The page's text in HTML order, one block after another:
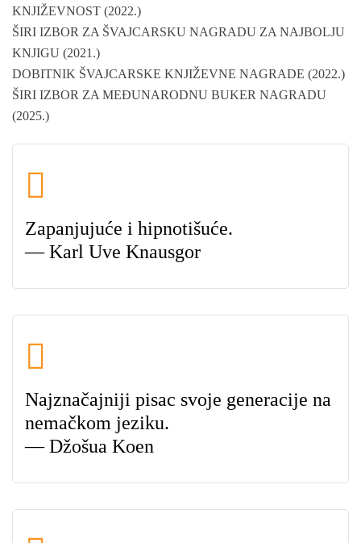
KNJIŽEVNOST (2022.)
ŠIRI IZBOR ZA ŠVAJCARSKU NAGRADU ZA NAJBOLJU
KNJIGU (2021.)
DOBITNIK ŠVAJCARSKE KNJIŽEVNE NAGRADE (2022.)
ŠIRI IZBOR ZA MEĐUNARODNU BUKER NAGRADU
(2025.)
Zapanjujuće i hipnotišuće.
— Karl Uve Knausgor
Najznačajniji pisac svoje generacije na
nemačkom jeziku.
— Džošua Koen